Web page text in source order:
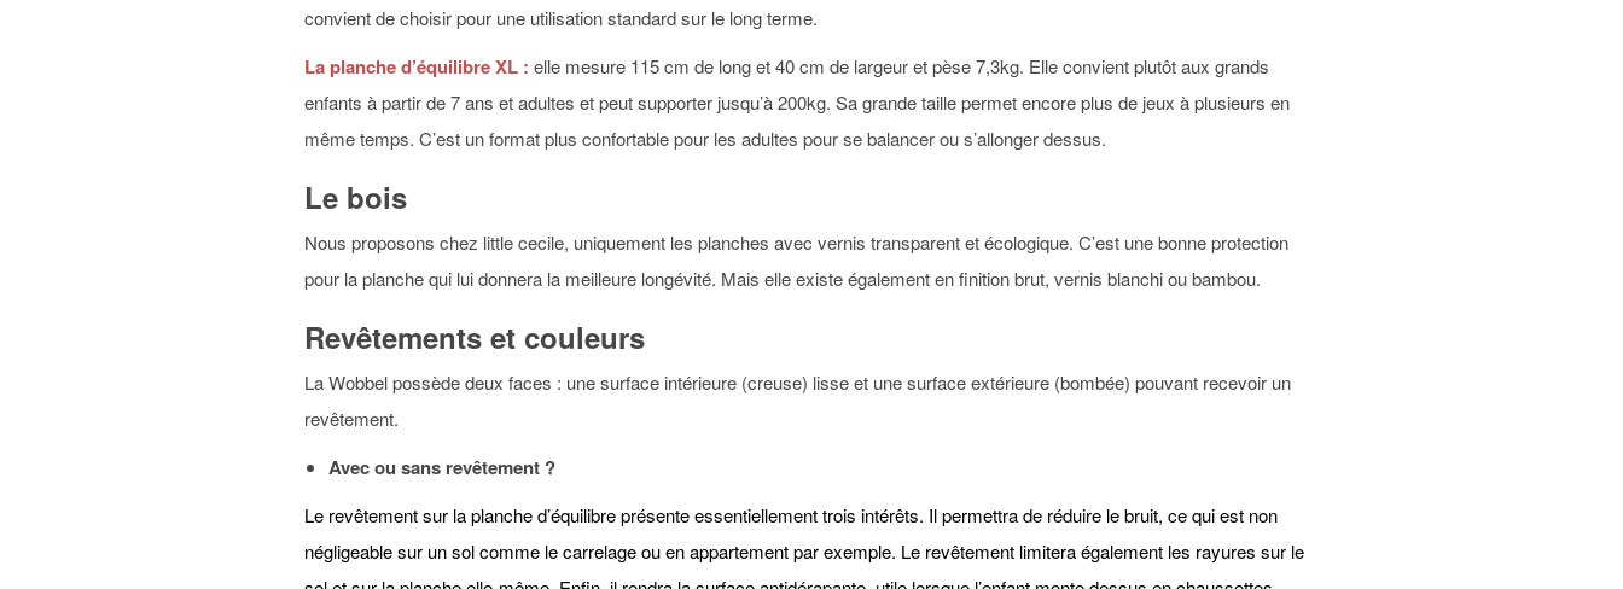
convient de choisir pour une utilisation standard sur le long terme.
La planche d’équilibre XL : elle mesure 115 cm de long et 40 cm de largeur et pèse 7,3kg. Elle convient plutôt aux grands
enfants à partir de 7 ans et adultes et peut supporter jusqu’à 200kg. Sa grande taille permet encore plus de jeux à plusieurs en
même temps. C’est un format plus confortable pour les adultes pour se balancer ou s’allonger dessus.
Le bois
Nous proposons chez little cecile, uniquement les planches avec vernis transparent et écologique. C’est une bonne protection
pour la planche qui lui donnera la meilleure longévité. Mais elle existe également en finition brut, vernis blanchi ou bambou.
Revêtements et couleurs
La Wobbel possède deux faces : une surface intérieure (creuse) lisse et une surface extérieure (bombée) pouvant recevoir un
revêtement.
Avec ou sans revêtement ?
Le revêtement sur la planche d’équilibre présente essentiellement trois intérêts. Il permettra de réduire le bruit, ce qui est non
négligeable sur un sol comme le carrelage ou en appartement par exemple. Le revêtement limitera également les rayures sur le